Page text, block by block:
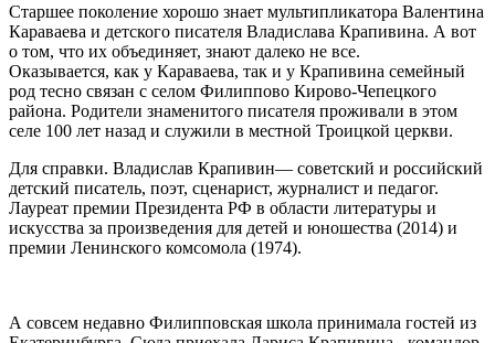
Старшее поколение хорошо знает мультипликатора Валентина
Караваева и детского писателя Владислава Крапивина. А вот
о том, что их объединяет, знают далеко не все.
Оказывается, как у Караваева, так и у Крапивина семейный
род тесно связан с селом Филиппово Кирово-Чепецкого
района. Родители знаменитого писателя проживали в этом
селе 100 лет назад и служили в местной Троицкой церкви.
Для справки. Владислав Крапивин— советский и российский
детский писатель, поэт, сценарист, журналист и педагог.
Лауреат премии Президента РФ в области литературы и
искусства за произведения для детей и юношества (2014) и
премии Ленинского комсомола (1974).
А совсем недавно Филипповская школа принимала гостей из